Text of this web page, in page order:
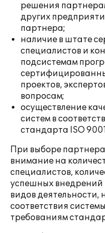
решения
других
партнера;
наличие в штате
специалистов и
подсистемам
проектов,
вопросам;
осуществление
систем в
стандарта ISO
При выборе
внимание на
специалистов,
успешных
видов деятельности,
соответствия
требованиям